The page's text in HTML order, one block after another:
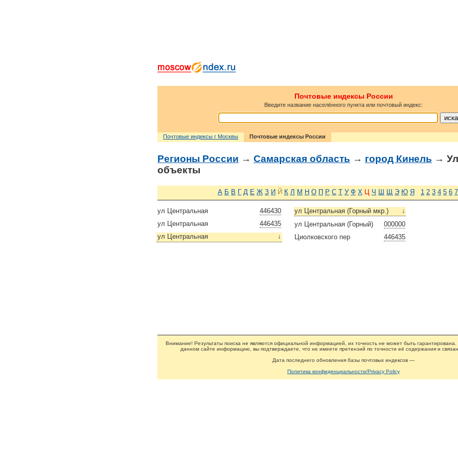
Почтовые индексы России
Введите название населённого пункта или почтовый индекс:
Почтовые индексы г Москвы Почтовые индексы России
Регионы России → Самарская область → город Кинель →
объекты
А Б В Г Д Е Ж З И Й К Л М Н О П Р С Т У Ф Х Ц Ч Ш Щ Э Ю Я 1 2 3 4 5 6 7
446430
ул Центральная
446435
ул Центральная
↓
ул Центральная
↓
ул Центральная (Горный мкр.)
000000
ул Центральная (Горный)
446435
Циолковского пер
Внимание! Результаты поиска не являются официальной информацией, их точность не может быть гарантирована.
данном сайте информацию, вы подтверждаете, что не имеете претензий по точности её содержания и
Дата последнего обновления базы почтовых индексов —
Политика конфиденциальности/Privacy Policy